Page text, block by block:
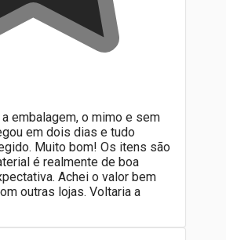
embalagem, o mimo e sem
em dois dias e tudo
Muito bom! Os itens são
é realmente de boa
Achei o valor bem
outras lojas. Voltaria a